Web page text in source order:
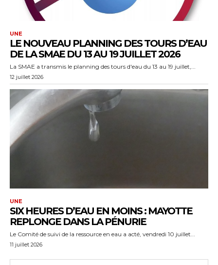
UNE
LE NOUVEAU PLANNING DES TOURS D’EAU
DE LA SMAE DU 13 AU 19 JUILLET 2026
La SMAE a transmis le planning des tours d'eau du 13 au 19 juillet,...
12 juillet 2026
UNE
SIX HEURES D’EAU EN MOINS : MAYOTTE
REPLONGE DANS LA PÉNURIE
Le Comité de suivi de la ressource en eau a acté, vendredi 10 juillet...
11 juillet 2026